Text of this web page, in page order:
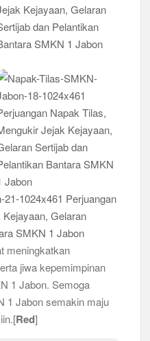
meningkatkan
jiwa kepemimpinan
1 Jabon. Semoga
1 Jabon semakin maju
Red]